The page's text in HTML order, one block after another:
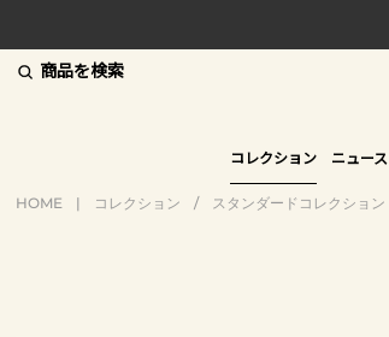
商品を検索
コレクション ニュース
HOME | コレクション / スタンダードコレクション